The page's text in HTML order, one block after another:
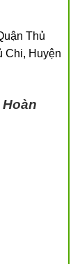
Thủ
Chi, Huyện
Hoàn